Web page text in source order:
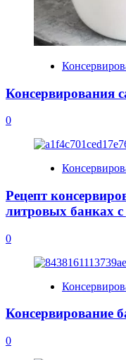
Консервирования
0
Рецепт
литровых банках с
0
Консервирование
0